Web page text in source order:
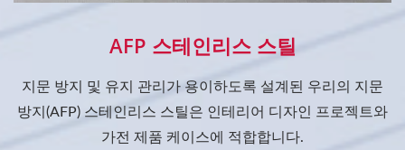
AFP 스테인리스 스틸
지문 방지 및 유지 관리가 용이하도록 설계된 우리의 지문
방지(AFP) 스테인리스 스틸은 인테리어 디자인 프로젝트와
가전 제품 케이스에 적합합니다.